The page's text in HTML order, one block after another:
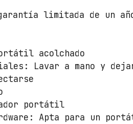
e
o
y
t
limitada de un
acolchado
Lavar a mano y
portátil
Apta para un